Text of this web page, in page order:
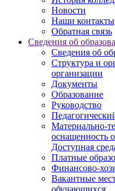
Новости
Наши контакты
Обратная связь
Сведения об
Сведения об
Структура и
организации
Документы
Образование
Руководство
Материально-
оснащенность
Доступная
Платные
Финансово-
Вакантные
обучающихся